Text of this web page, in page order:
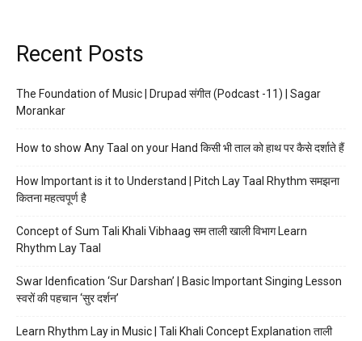
Recent Posts
The Foundation of Music | Drupad संगीत (Podcast -11) | Sagar
Morankar
How to show Any Taal on your Hand किसी भी ताल को हाथ पर कैसे दर्शाते हैं
How Important is it to Understand | Pitch Lay Taal Rhythm समझना
कितना महत्वपूर्ण है
Concept of Sum Tali Khali Vibhaag सम ताली खाली विभाग Learn
Rhythm Lay Taal
Swar Idenfication ‘Sur Darshan’ | Basic Important Singing Lesson
स्वरों की पहचान ‘सुर दर्शन’
Learn Rhythm Lay in Music | Tali Khali Concept Explanation ताली